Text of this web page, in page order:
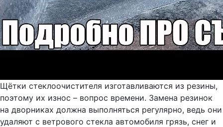
Щётки стеклоочистителя изготавливаются из резины,
поэтому их износ – вопрос времени. Замена резинок
на дворниках должна выполняться регулярно, ведь они
удаляют с ветрового стекла автомобиля грязь, снег и